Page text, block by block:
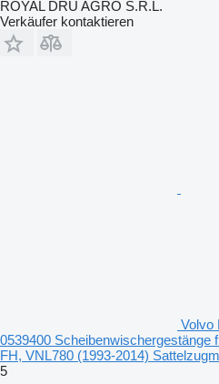
ROYAL DRU AGRO S.R.L.
Verkäufer kontaktieren
Volvo
0539400 Scheibenwischergestänge
FH, VNL780 (1993-2014)
5